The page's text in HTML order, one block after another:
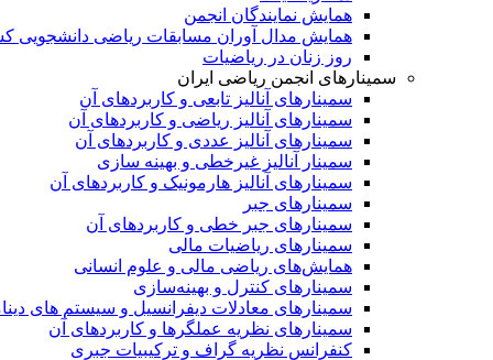
همایش نمایندگان انجمن
همایش مدال آوران مسابقات ریاضی دانشجویی
روز زنان در ریاضیات
سمینارهای انجمن ریاضی ایران
سمینارهای آنالیز تابعی و کاربردهای آن
سمینارهای آنالیز ریاضی و کاربردهای آن
سمینارهای آنالیز عددی و کاربردهای آن
سمینار آنالیز غیرخطی و بهینه سازی
سمینارهای آنالیز هارمونیک و کاربردهای آن
سمینار‌های جبر
سمینارهای جبر خطی و کاربردهای آن
سمینار‌های ریاضیات مالی
همایش‌های ریاضی مالی و علوم انسانی
سمینارهای کنترل و بهینه‌سازی
سمینارهای معادلات دیفرانسیل و سیستم های
سمینار‌های نظریه عملگرها و کاربردهای آن
کنفرانس نظریه گراف و ترکیبیات جبری